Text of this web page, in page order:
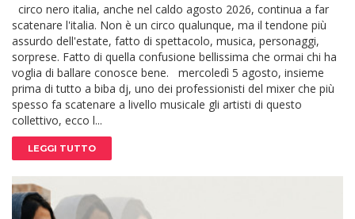
circo nero italia, anche nel caldo agosto 2026, continua a far
scatenare l'italia. Non è un circo qualunque, ma il tendone più
assurdo dell'estate, fatto di spettacolo, musica, personaggi,
sorprese. Fatto di quella confusione bellissima che ormai chi ha
voglia di ballare conosce bene. mercoledì 5 agosto, insieme
prima di tutto a biba dj, uno dei professionisti del mixer che più
spesso fa scatenare a livello musicale gli artisti di questo
collettivo, ecco l...
LEGGI TUTTO